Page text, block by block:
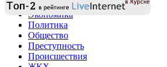
Экономика
Политика
Общество
Преступность
Происшествия